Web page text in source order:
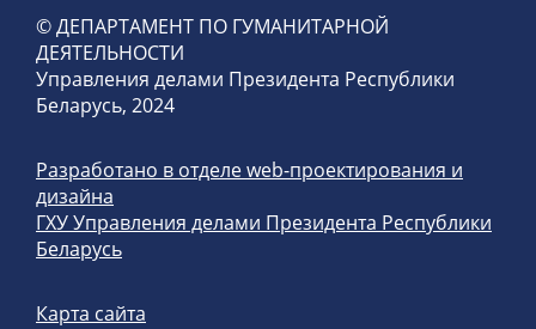
© ДЕПАРТАМЕНТ ПО ГУМАНИТАРНОЙ
ДЕЯТЕЛЬНОСТИ
Управления делами Президента Республики
Беларусь, 2024
Разработано в отделе web-проектирования и
дизайна
ГХУ Управления делами Президента Республики
Беларусь
Карта сайта